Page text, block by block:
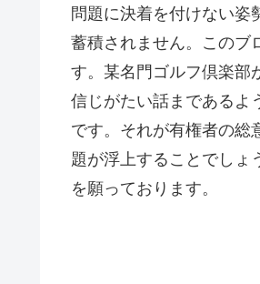
問題に決着を付けない姿
蓄積されません。このブ
す。某名門ゴルフ倶楽部
信じがたい話まであるよ
です。それが有権者の総
題が浮上することでしょ
を願っております。